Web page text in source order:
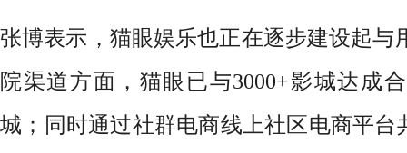
张博表示，猫眼娱乐也正在逐步建设起与
院渠道方面 ，猫眼 已与3000+影城达成
城； 同时通过社群电商线上社区电商平台